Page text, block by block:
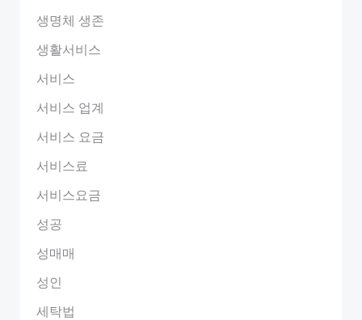
생명체 생존
생활서비스
서비스
서비스 업계
서비스 요금
서비스료
서비스요금
성공
성매매
성인
세탁법